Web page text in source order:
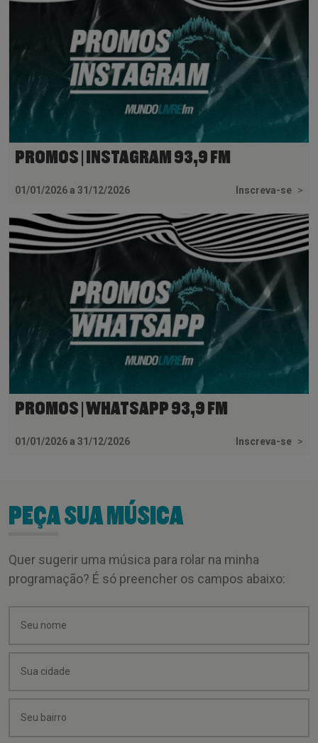
PROMOS | INSTAGRAM 93,9 FM
01/01/2026 a 31/12/2026 Inscreva-se >
PROMOS | WHATSAPP 93,9 FM
01/01/2026 a 31/12/2026 Inscreva-se >
PEÇA SUA MÚSICA
Quer sugerir uma música para rolar na minha
programação? É só preencher os campos abaixo: